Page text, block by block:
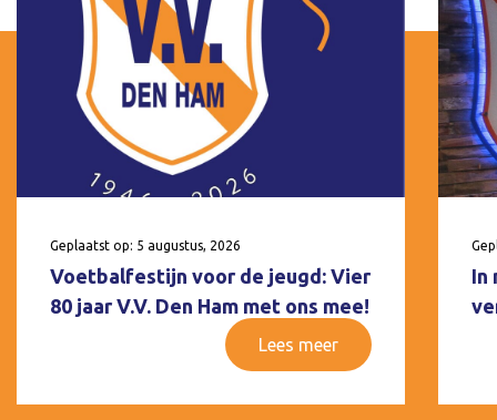
Geplaatst op: 5 augustus, 2026
Voetbalfestijn voor de jeugd: Vier
80 jaar V.V. Den Ham met ons mee!
Lees meer
In